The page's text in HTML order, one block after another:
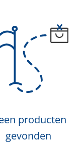
producten
gevonden